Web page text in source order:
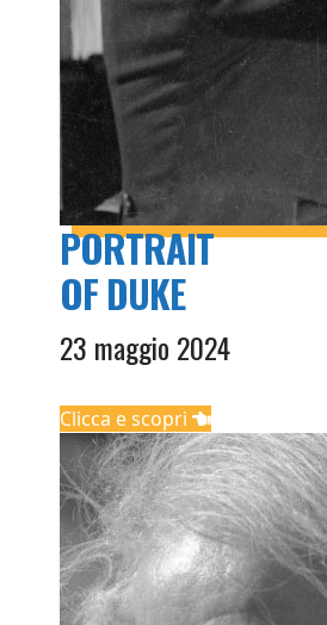
PORTRAIT
OF DUKE
23 maggio 2024
Clicca e scopri